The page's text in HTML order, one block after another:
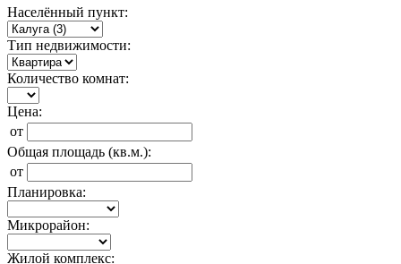
Населённый пункт:
Тип недвижимости:
Количество комнат:
Цена:
от
Общая площадь (кв.м.):
от
Планировка:
Микрорайон:
Жилой комплекс: